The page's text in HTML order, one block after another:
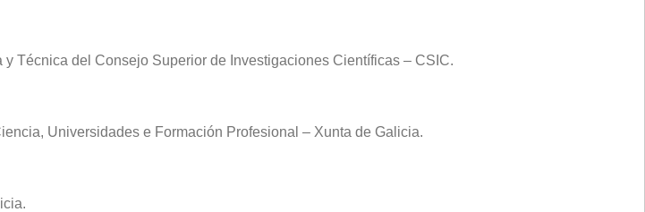
Técnica del Consejo Superior de Investigaciones Científicas – CSIC.
Universidades e Formación Profesional – Xunta de Galicia.